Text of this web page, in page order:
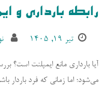
رابطه بارداری و
تیر ۱۹, ۱۴۰۵
آیا بارداری مانع ایمپلنت است؟
می‌شود؛ اما زمانی که فرد باردار